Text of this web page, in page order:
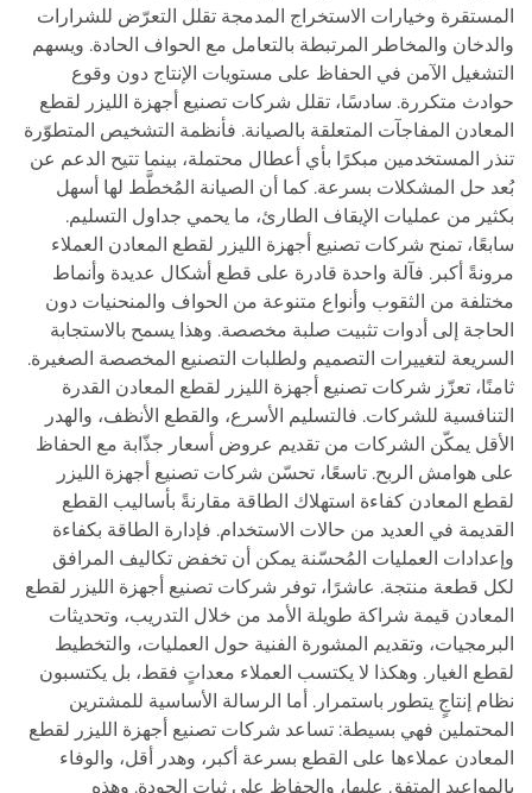
المستقرة وخيارات الاستخراج المدمجة تقلل التعرّض للشرارات
والدخان والمخاطر المرتبطة بالتعامل مع الحواف الحادة. ويسهم
التشغيل الآمن في الحفاظ على مستويات الإنتاج دون وقوع
حوادث متكررة. سادسًا، تقلل شركات تصنيع أجهزة الليزر لقطع
المعادن المفاجآت المتعلقة بالصيانة. فأنظمة التشخيص المتطوّرة
تنذر المستخدمين مبكرًا بأي أعطال محتملة، بينما تتيح الدعم عن
بُعد حل المشكلات بسرعة. كما أن الصيانة المُخطَّط لها أسهل
بكثير من عمليات الإيقاف الطارئ، ما يحمي جداول التسليم.
سابعًا، تمنح شركات تصنيع أجهزة الليزر لقطع المعادن العملاء
مرونةً أكبر. فآلة واحدة قادرة على قطع أشكال عديدة وأنماط
مختلفة من الثقوب وأنواع متنوعة من الحواف والمنحنيات دون
الحاجة إلى أدوات تثبيت صلبة مخصصة. وهذا يسمح بالاستجابة
السريعة لتغييرات التصميم ولطلبات التصنيع المخصصة الصغيرة.
ثامنًا، تعزّز شركات تصنيع أجهزة الليزر لقطع المعادن القدرة
التنافسية للشركات. فالتسليم الأسرع، والقطع الأنظف، والهدر
الأقل يمكّن الشركات من تقديم عروض أسعار جذّابة مع الحفاظ
على هوامش الربح. تاسعًا، تحسّن شركات تصنيع أجهزة الليزر
لقطع المعادن كفاءة استهلاك الطاقة مقارنةً بأساليب القطع
القديمة في العديد من حالات الاستخدام. فإدارة الطاقة بكفاءة
وإعدادات العمليات المُحسّنة يمكن أن تخفض تكاليف المرافق
لكل قطعة منتجة. عاشرًا، توفر شركات تصنيع أجهزة الليزر لقطع
المعادن قيمة شراكة طويلة الأمد من خلال التدريب، وتحديثات
البرمجيات، وتقديم المشورة الفنية حول العمليات، والتخطيط
لقطع الغيار. وهكذا لا يكتسب العملاء معداتٍ فقط، بل يكتسبون
نظام إنتاجٍ يتطور باستمرار. أما الرسالة الأساسية للمشترين
المحتملين فهي بسيطة: تساعد شركات تصنيع أجهزة الليزر لقطع
المعادن عملاءها على القطع بسرعة أكبر، وهدر أقل، والوفاء
بالمواعيد المتفق عليها، والحفاظ على ثبات الجودة. وهذه